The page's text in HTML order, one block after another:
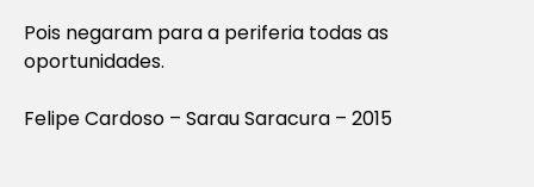
Pois negaram para a periferia todas as
oportunidades.
Felipe Cardoso – Sarau Saracura – 2015